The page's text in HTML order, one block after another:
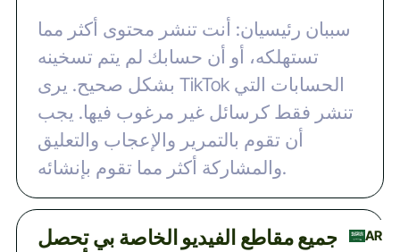
سببان رئيسيان: أنت تنشر محتوى أكثر مما
تستهلكه، أو أن حسابك لم يتم تسخينه
بشكل صحيح. يرى TikTok الحسابات التي
تنشر فقط كرسائل غير مرغوب فيها. يجب
أن تقوم بالتمرير والإعجاب والتعليق
والمشاركة أكثر مما تقوم بإنشائه.
جميع مقاطع الفيديو الخاصة بي تحصل
AR